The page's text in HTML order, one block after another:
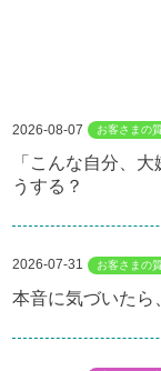
2026-08-07 お客さまの
「こんな自分、
うする？
2026-07-31 お客さまの
本音に気づいたら